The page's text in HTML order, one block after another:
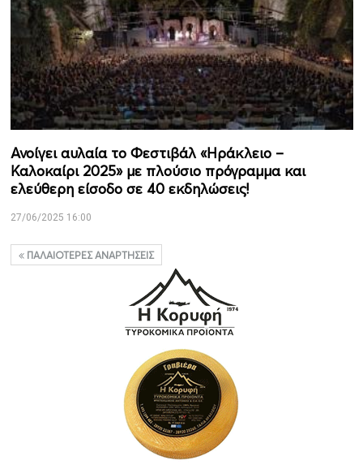
Ανοίγει αυλαία το Φεστιβάλ «Ηράκλειο –
Καλοκαίρι 2025» με πλούσιο πρόγραμμα και
ελεύθερη είσοδο σε 40 εκδηλώσεις!
27/06/2025 16:00
ΠΑΛΑΙΌΤΕΡΕΣ ΑΝΑΡΤΉΣΕΙΣ